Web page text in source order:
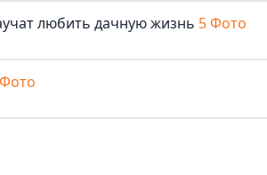
любить дачную жизнь 5 Фото